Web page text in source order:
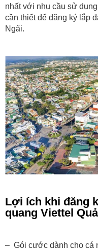
nhất với nhu cầu sử
cần thiết để đăng ký lắp
Ngãi.
Lợi ích khi đăng
quang Viettel
– Gói cước dành cho cá